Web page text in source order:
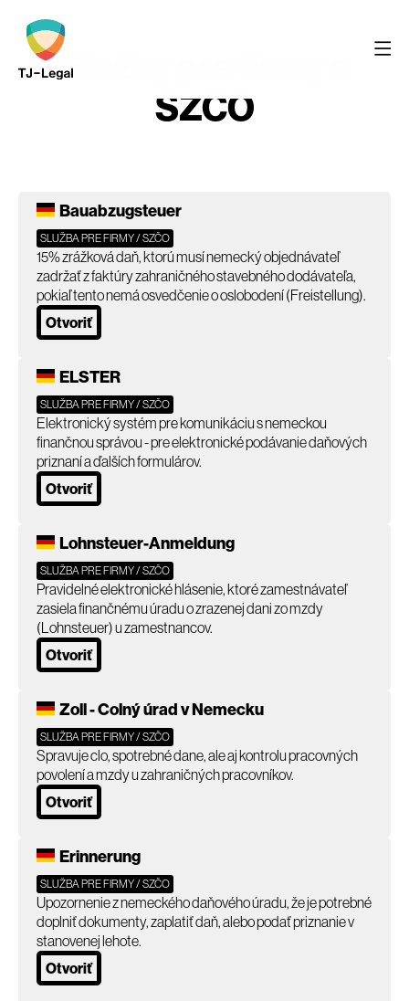
Služby pre firmy a
SZČO
Bauabzugsteuer
SLUŽBA PRE FIRMY / SZČO
15% zrážková daň, ktorú musí nemecký objednávateľ
zadržať z faktúry zahraničného stavebného dodávateľa,
pokiaľ tento nemá osvedčenie o oslobodení (Freistellung).
Otvoriť
ELSTER
SLUŽBA PRE FIRMY / SZČO
Elektronický systém pre komunikáciu s nemeckou
finančnou správou - pre elektronické podávanie daňových
priznaní a ďalších formulárov.
Otvoriť
Lohnsteuer-Anmeldung
SLUŽBA PRE FIRMY / SZČO
Pravidelné elektronické hlásenie, ktoré zamestnávateľ
zasiela finančnému úradu o zrazenej dani zo mzdy
(Lohnsteuer) u zamestnancov.
Otvoriť
Zoll - Colný úrad v Nemecku
SLUŽBA PRE FIRMY / SZČO
Spravuje clo, spotrebné dane, ale aj kontrolu pracovných
povolení a mzdy u zahraničných pracovníkov.
Otvoriť
Erinnerung
SLUŽBA PRE FIRMY / SZČO
Upozornenie z nemeckého daňového úradu, že je potrebné
doplniť dokumenty, zaplatiť daň, alebo podať priznanie v
stanovenej lehote.
Otvoriť